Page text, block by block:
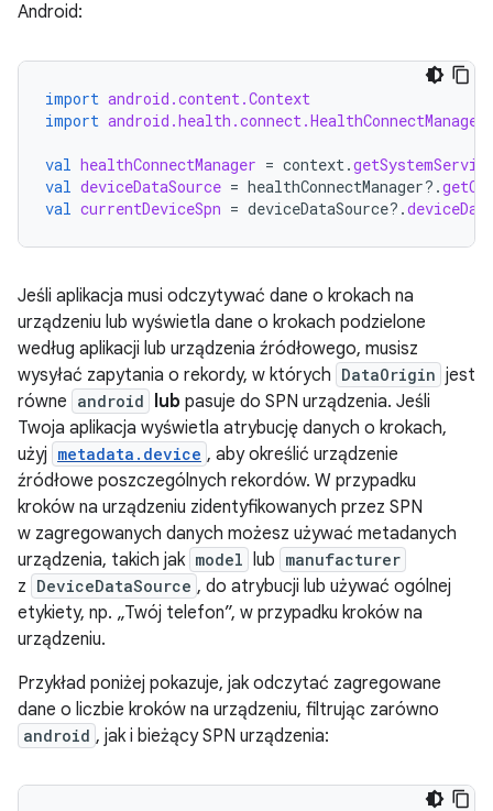
Android:
import android.content.Context
import android.health.connect.HealthConnectManager
val healthConnectManager = context.
val deviceDataSource = healthConnectManager?.
val currentDeviceSpn = deviceDataSource?.
Jeśli aplikacja musi odczytywać dane o krokach na
urządzeniu lub wyświetla dane o krokach podzielone
według aplikacji lub urządzenia źródłowego, musisz
wysyłać zapytania o rekordy, w których DataOrigin jest
równe android lub pasuje do SPN urządzenia. Jeśli
Twoja aplikacja wyświetla atrybucję danych o krokach,
użyj metadata.device , aby określić urządzenie
źródłowe poszczególnych rekordów. W przypadku
kroków na urządzeniu zidentyfikowanych przez SPN
w zagregowanych danych możesz używać metadanych
urządzenia, takich jak model lub manufacturer
z DeviceDataSource , do atrybucji lub używać ogólnej
etykiety, np. „Twój telefon”, w przypadku kroków na
urządzeniu.
Przykład poniżej pokazuje, jak odczytać zagregowane
dane o liczbie kroków na urządzeniu, filtrując zarówno
android , jak i bieżący SPN urządzenia: